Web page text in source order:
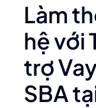
Làm
hệ với
trợ
SBA